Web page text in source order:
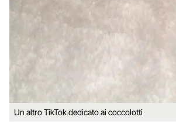
Un altro TikTok dedicato ai coccolotti